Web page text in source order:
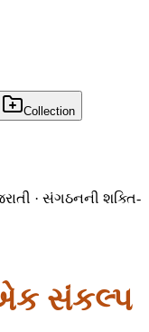
Collection
· સંગઠનની શક્તિ-
સંકલ્પ